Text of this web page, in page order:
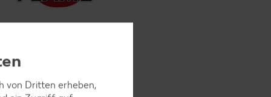
von Dritten erheben,